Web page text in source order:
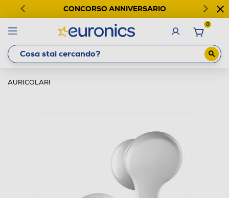
CONCORSO ANNIVERSARIO
0
AURICOLARI